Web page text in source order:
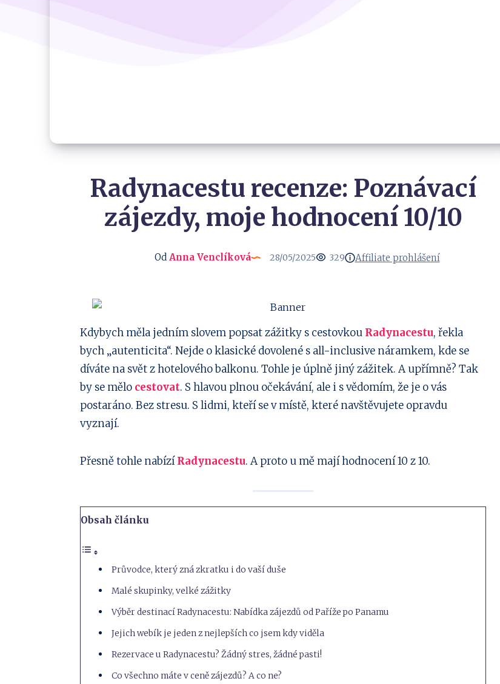
Radynacestu recenze: Poznávací
zájezdy, moje hodnocení 10/10
Od Anna Venclíková 28/05/2025 329 Affiliate prohlášení
Sdílejte
Facebook
Sdílejte
Twitter
Sdílejte
Sdílejte
Pinterest
Sdílejte
Whatsapp
Kdybych měla jedním slovem popsat zážitky s cestovkou Radynacestu, řekla
bych „autenticita“. Nejde o klasické dovolené s all-inclusive náramkem, kde se
díváte na svět z hotelového balkonu. Tohle je úplně jiný zážitek. A upřímně? Tak
by se mělo cestovat. S hlavou plnou očekávání, ale i s vědomím, že je o vás
postaráno. Bez stresu. S lidmi, kteří se v místě, které navštěvujete opravdu
vyznají.
Přesně tohle nabízí Radynacestu. A proto u mě mají hodnocení 10 z 10.
Obsah článku
Průvodce, který zná zkratku i do vaší duše
Malé skupinky, velké zážitky
Výběr destinací Radynacestu: Nabídka zájezdů od Paříže po Panamu
Jejich webík je jeden z nejlepších co jsem kdy viděla
Rezervace u Radynacestu? Žádný stres, žádné pasti!
Co všechno máte v ceně zájezdů? A co ne?